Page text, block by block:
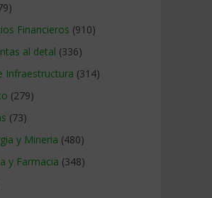
Financieros (910)
al detal (336)
Infraestructura (314)
(279)
(73)
y Mineria (480)
y Farmacia (348)